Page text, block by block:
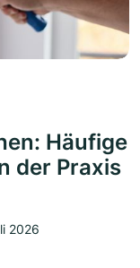
Häufige
der Praxis
2026